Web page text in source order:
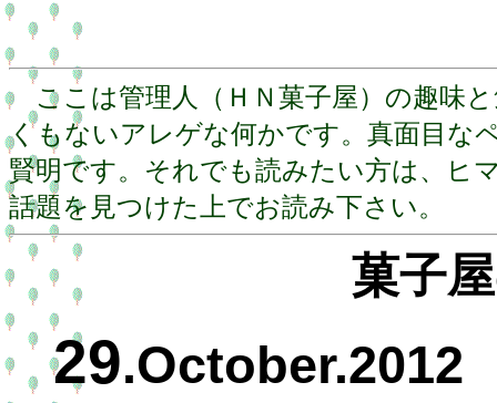
ここは管理人（ＨＮ菓子屋）の趣味
くもないアレゲな何かです。真面目な
賢明です。それでも読みたい方は、ヒ
話題を見つけた上でお読み下さい。
菓子
29.October.2012